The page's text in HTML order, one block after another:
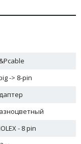
-> 8-pin
- 8 pin